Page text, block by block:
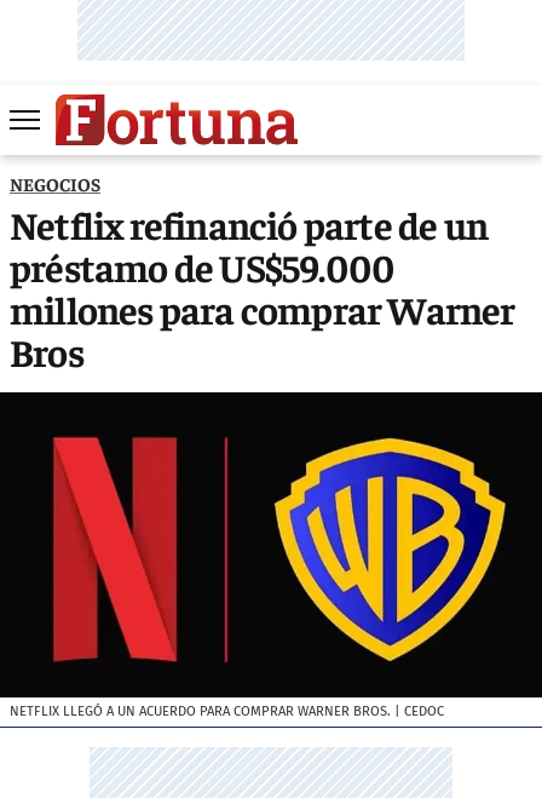
NEGOCIOS
Netflix refinanció parte de un
préstamo de US$59.000
millones para comprar Warner
Bros
NETFLIX LLEGÓ A UN ACUERDO PARA COMPRAR WARNER BROS. | CEDOC